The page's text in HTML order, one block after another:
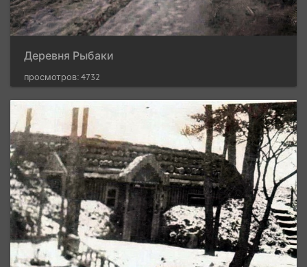
Деревня Рыбаки
просмотров: 4732